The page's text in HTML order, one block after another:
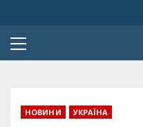
Primary
НОВИНИ УКРАЇНА